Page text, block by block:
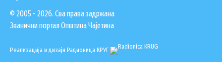
© 2005 - 2026. Сва права задржана
Званични портал Општина Чајетина
Реализација и дизајн Радионица КРУГ